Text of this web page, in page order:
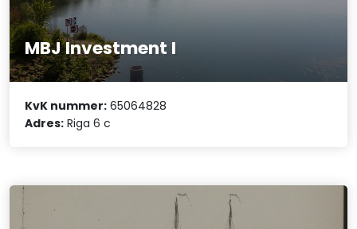
MBJ Investment I
KvK nummer: 65064828
Adres: Riga 6 c